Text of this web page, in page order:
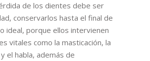
de los dientes debe ser
conservarlos hasta el final de
ideal, porque ellos intervienen
vitales como la masticación, la
el habla, además de